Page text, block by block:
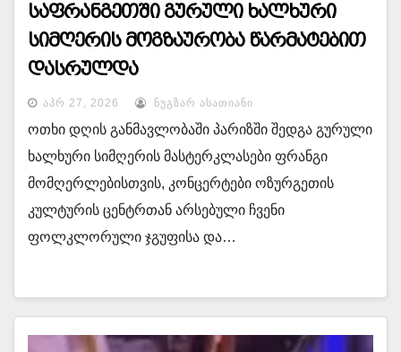
საფრანგეთში გურული ხალხური
სიმღერის მოგზაურობა წარმატებით
დასრულდა
ᲐᲞᲠ 27, 2026 ᲜᲣᲒᲖᲐᲠ ᲐᲡᲐᲗᲘᲐᲜᲘ
ოთხი დღის განმავლობაში პარიზში შედგა გურული
ხალხური სიმღერის მასტერკლასები ფრანგი
მომღერლებისთვის, კონცერტები ოზურგეთის
კულტურის ცენტრთან არსებული ჩვენი
ფოლკლორული ჯგუფისა და…